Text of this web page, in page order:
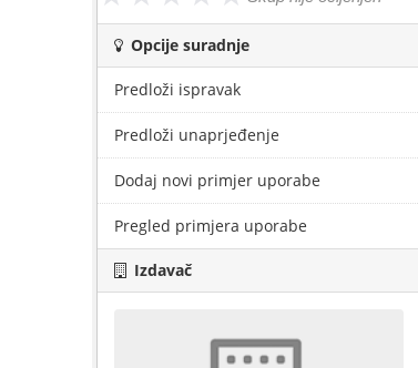
Opcije suradnje
Predloži ispravak
Predloži unaprjeđenje
Dodaj novi primjer uporabe
Pregled primjera uporabe
Izdavač